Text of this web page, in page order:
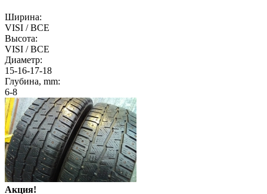
Ширина:
VISI / ВСЕ
Высота:
VISI / ВСЕ
Диаметр:
15-16-17-18
Глубина, mm:
6-8
Акция!